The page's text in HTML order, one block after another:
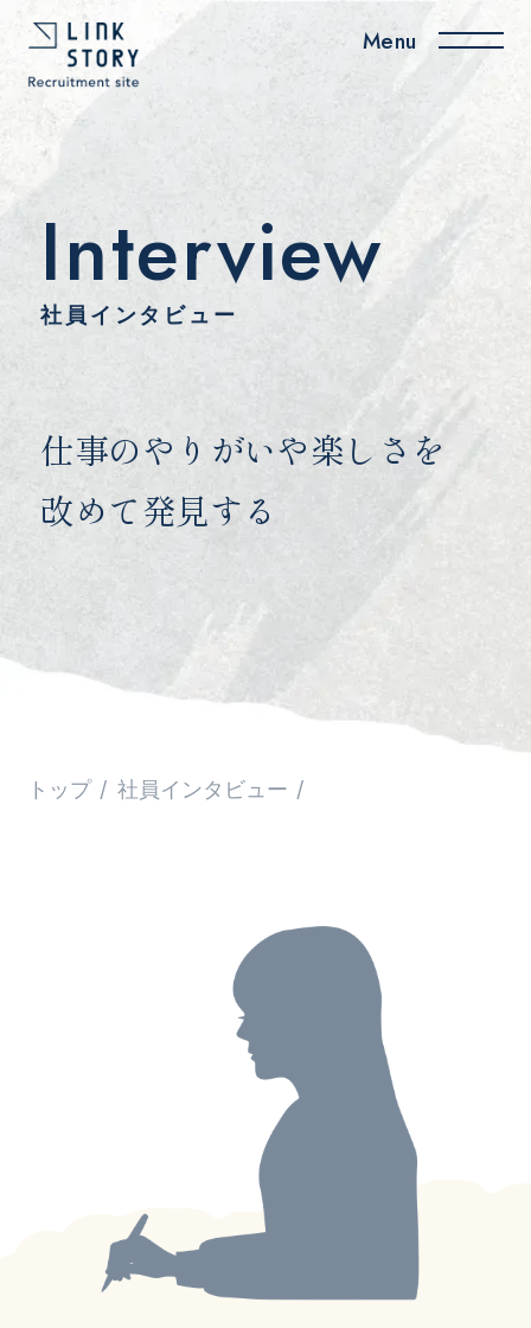
About us News
お知らせ
Recruiting
Office tour
オフィスツアー
Interview
Entry
©2014-2026 LinkStory Co., Ltd.
Interview
社員インタビュー
仕事のやりがいや楽しさを
改めて発見する
トップ 社員インタビュー